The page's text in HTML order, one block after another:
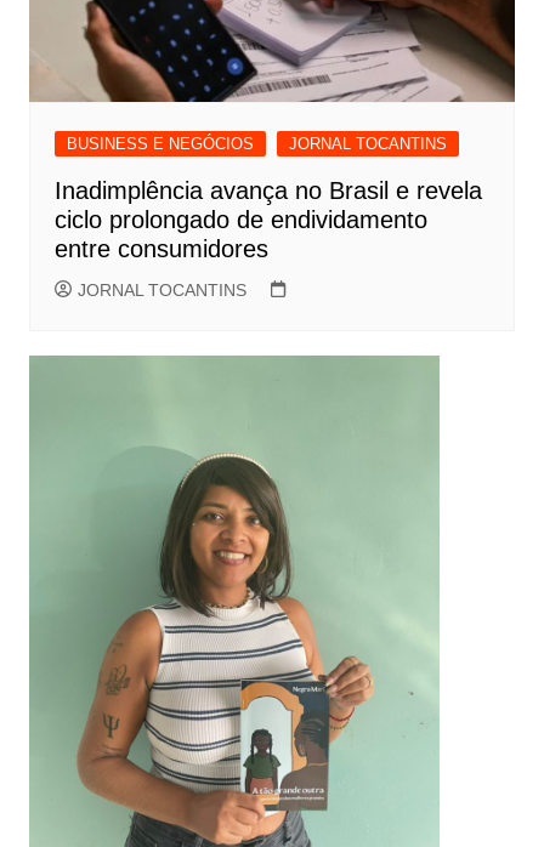
BUSINESS E NEGÓCIOS JORNAL TOCANTINS
Inadimplência avança no Brasil e revela
ciclo prolongado de endividamento
entre consumidores
JORNAL TOCANTINS